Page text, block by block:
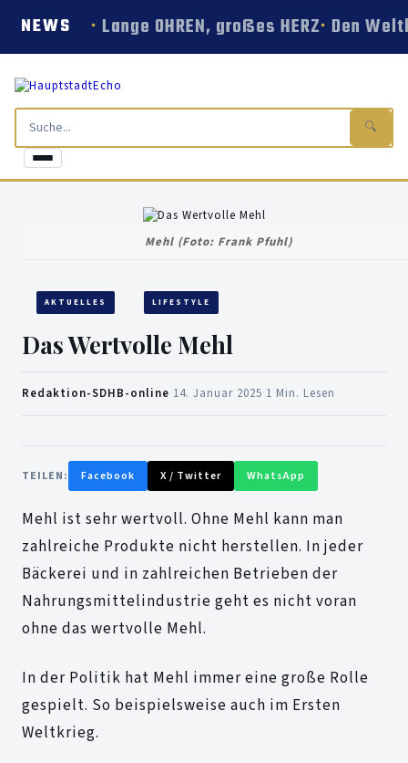
NEWS Lange OHREN, großes HERZ Den
🔍
Mehl (Foto: Frank Pfuhl)
AKTUELLES LIFESTYLE
Das Wertvolle Mehl
Redaktion-SDHB-online 14. Januar 2025 1 Min. Lesen
TEILEN: Facebook X / Twitter WhatsApp
Mehl ist sehr wertvoll. Ohne Mehl kann man
zahlreiche Produkte nicht herstellen. In jeder
Bäckerei und in zahlreichen Betrieben der
Nahrungsmittelindustrie geht es nicht voran
ohne das wertvolle Mehl.
In der Politik hat Mehl immer eine große Rolle
gespielt. So beispielsweise auch im Ersten
Weltkrieg.